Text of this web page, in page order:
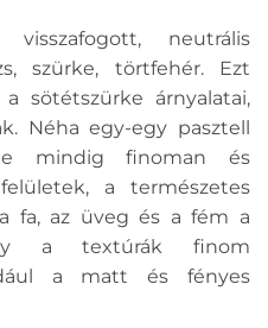
neutrális
szürke, törtfehér. Ezt
sötétszürke árnyalatai,
Néha egy-egy pasztell
mindig finoman és
a természetes
fa, az üveg és a fém a
a textúrák finom
a matt és fényes